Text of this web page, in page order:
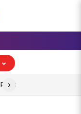
Piala Aff 2026
›